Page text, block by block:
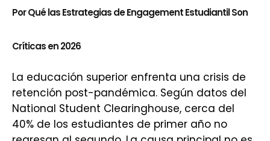
Por Qué las Estrategias de Engagement Estudiantil Son
Críticas en 2026
La educación superior enfrenta una crisis de
retención post-pandémica. Según datos del
National Student Clearinghouse, cerca del
40% de los estudiantes de primer año no